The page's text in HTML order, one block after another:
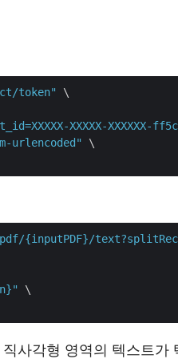
token"
\
XXXXX-XXXXXX-
urlencoded"
\
\
사각형 영역의 텍스트가